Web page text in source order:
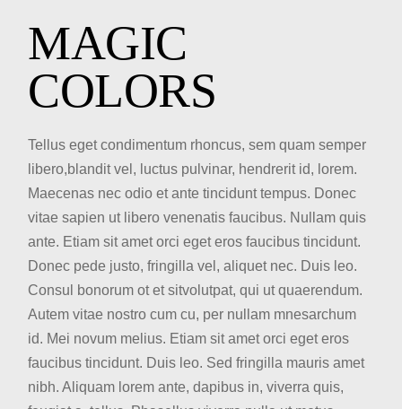
MAGIC
COLORS
Tellus eget condimentum rhoncus, sem quam semper
libero,blandit vel, luctus pulvinar, hendrerit id, lorem.
Maecenas nec odio et ante tincidunt tempus. Donec
vitae sapien ut libero venenatis faucibus. Nullam quis
ante. Etiam sit amet orci eget eros faucibus tincidunt.
Donec pede justo, fringilla vel, aliquet nec. Duis leo.
Consul bonorum ot et sitvolutpat, qui ut quaerendum.
Autem vitae nostro cum cu, per nullam mnesarchum
id. Mei novum melius. Etiam sit amet orci eget eros
faucibus tincidunt. Duis leo. Sed fringilla mauris amet
nibh. Aliquam lorem ante, dapibus in, viverra quis,